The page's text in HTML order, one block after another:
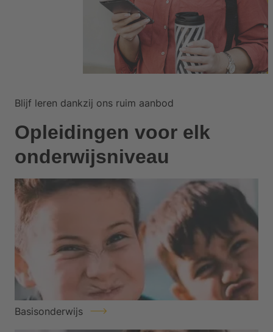
Blijf leren dankzij ons ruim aanbod
Opleidingen voor elk
onderwijsniveau
Basisonderwijs